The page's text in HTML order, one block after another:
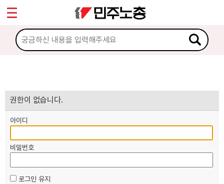
권한이 없습니다.
아이디
비밀번호
로그인 유지
마이페이지
소개
노동상담
자료
부설기관